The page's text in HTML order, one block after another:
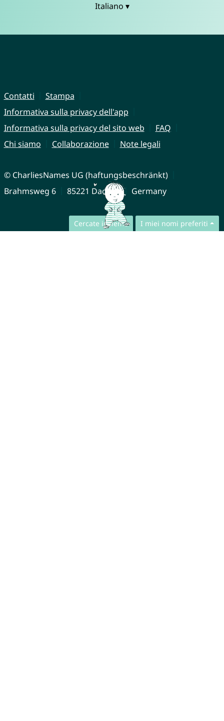
Cercate insieme I miei nomi preferiti
Italiano ▾
Contatti
Stampa
Informativa sulla privacy dell'app
Informativa sulla privacy del sito web
FAQ
Chi siamo
Collaborazione Note legali
© CharliesNames UG (haftungsbeschränkt)
Brahmsweg 6
85221 Dachau Germany